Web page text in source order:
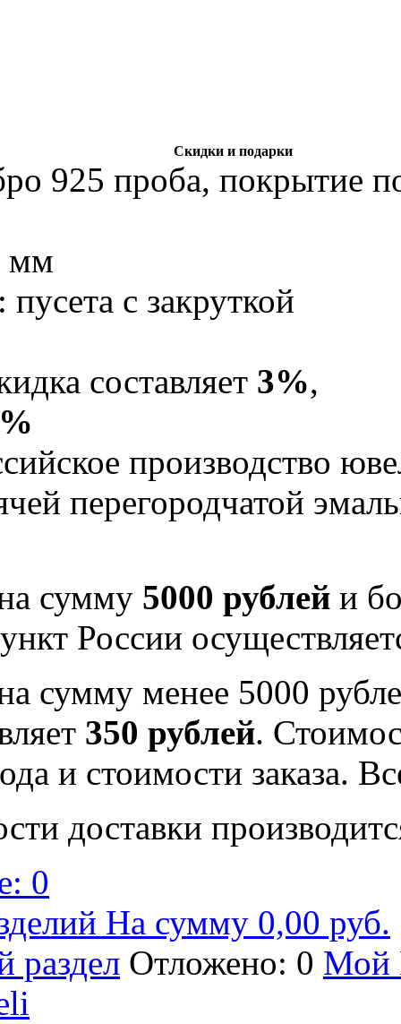
Скидки и подарки
925 проба, покрытие
мм
с закруткой
составляет 3%,
производство
перегородчатой
сумму 5000 рублей и
России
сумму менее 5000
350 рублей.
и стоимости заказа.
доставки
0
На сумму 0,00 руб.
раздел Отложено: 0 Мой